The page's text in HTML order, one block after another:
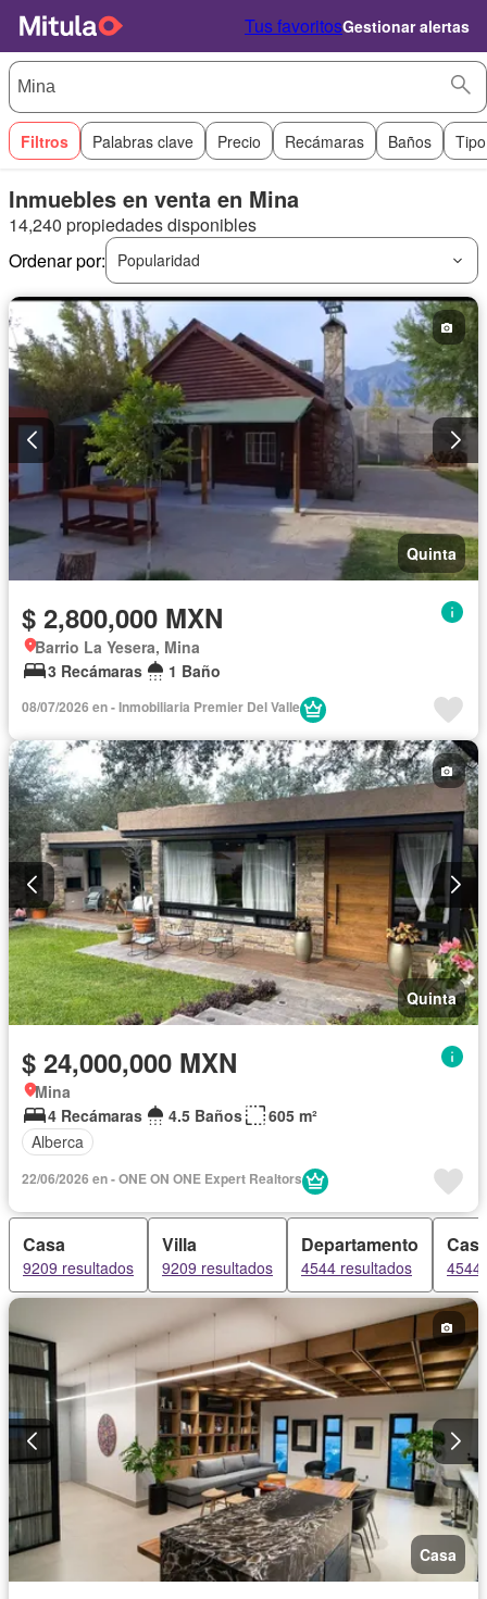
Tus favoritosGestionar alertas
Filtros Palabras clave Precio Recámaras Baños
Inmuebles en venta en Mina
14,240 propiedades disponibles
Ordenar por:
Popularidad
Quinta
$ 2,800,000 MXN
Barrio La Yesera, Mina
3 Recámaras
1 Baño
08/07/2026 en - Inmobiliaria Premier Del Valle
Quinta
$ 24,000,000 MXN
Mina
4 Recámaras
4.5 Baños
605 m²
Alberca
22/06/2026 en - ONE ON ONE Expert Realtors
Casa
9209 resultados
Villa
9209 resultados
Departamento
4544 resultados 4544
Casa